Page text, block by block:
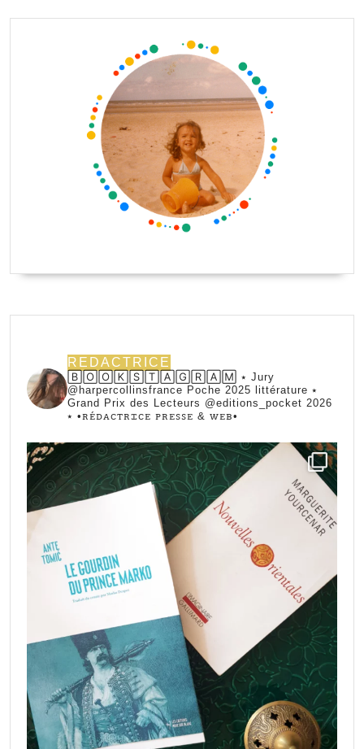
REDACTRICE
🄱🄾🄾🄺🅂🅃🄰🄶🅁🄰🄼 ⭑ Jury
@harpercollinsfrance Poche 2025 littérature ⭑
Grand Prix des Lecteurs @editions_pocket 2026
⭑ •ꭱꭼ́ꭰꭺꮯꭲꭱꮖꮯꭼ ꮲꭱꭼꮪꮪꭼ & ꮃꭼᏼ•